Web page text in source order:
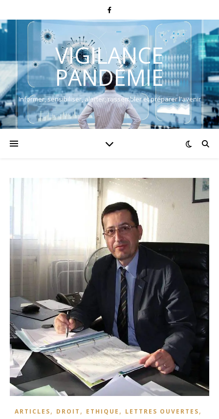
VIGILANCE
PANDÉMIE
Informer, sensibiliser, alerter, rassembler et préparer l'avenir
ARTICLES, DROIT , ETHIQUE , LETTRES OUVERTES,